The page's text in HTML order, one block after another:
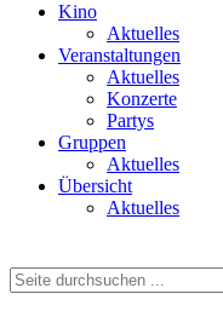
Kino
Aktuelles
Veranstaltungen
Aktuelles
Konzerte
Partys
Gruppen
Aktuelles
Übersicht
Aktuelles